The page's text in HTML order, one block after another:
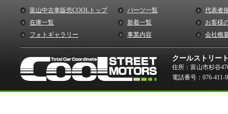
富山中古車販売COOLトップ
パーツ一覧
在庫一覧
新着一覧
フォトギャラリー
事業内容
代表者
お客様
会社概
クールストリー
住所：富山市杉谷
電話番号：076-